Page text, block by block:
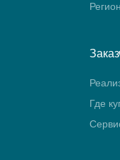
Где